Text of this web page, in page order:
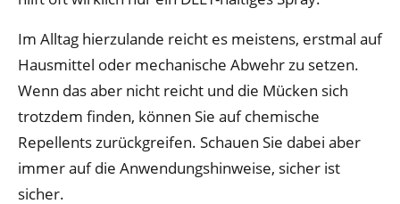
Im Alltag hierzulande reicht es meistens, erstmal auf
Hausmittel oder mechanische Abwehr zu setzen.
Wenn das aber nicht reicht und die Mücken sich
trotzdem finden, können Sie auf chemische
Repellents zurückgreifen. Schauen Sie dabei aber
immer auf die Anwendungshinweise, sicher ist
sicher.